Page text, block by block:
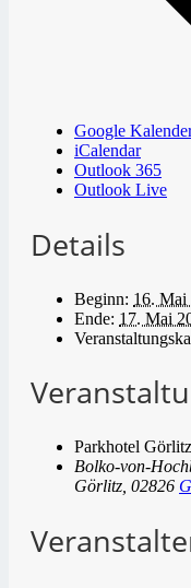
Google
iCalendar
Outlook 365
Outlook Live
Details
Beginn: 16. Mai
Ende: 17. Mai
Parkhotel Görlitz
Bolko-von-
Görlitz 02826